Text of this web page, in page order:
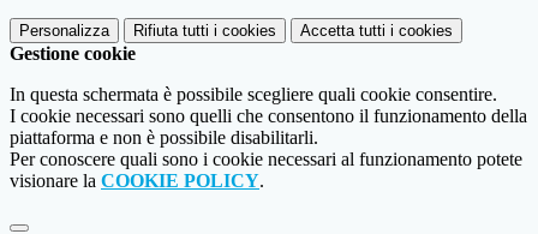
Personalizza Rifiuta tutti i cookies Accetta tutti i cookies
Gestione cookie
In questa schermata è possibile scegliere quali cookie consentire.
I cookie necessari sono quelli che consentono il funzionamento della
piattaforma e non è possibile disabilitarli.
Per conoscere quali sono i cookie necessari al funzionamento potete
visionare la COOKIE POLICY.